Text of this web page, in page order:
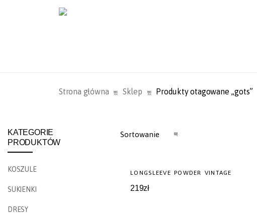
Strona główna Sklep Produkty otagowane „gots”
KATEGORIE
PRODUKTÓW
KOSZULE
SUKIENKI
DRESY
NOWOŚĆ
LONGSLEEVE POWDER VINTAGE
219zł